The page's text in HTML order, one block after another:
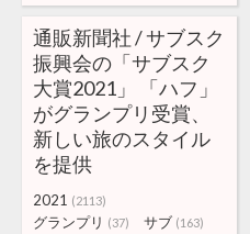
通販新聞社 / サブスク
振興会の「サブスク
大賞2021」 「ハフ」
がグランプリ受賞、
新しい旅のスタイル
を提供
2021 (2113)
グランプリ (37) サブ (163)